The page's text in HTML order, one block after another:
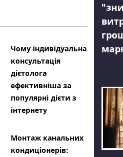
Чому індивідуальна
консультація
дієтолога
ефективніша за
популярні дієти з
інтернету
Монтаж канальних
кондиціонерів: